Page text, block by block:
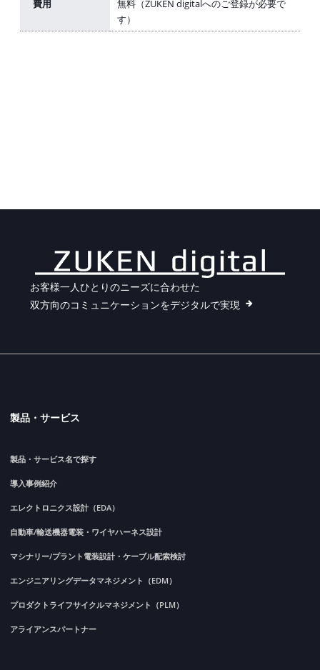
費用
無料（ZUKEN digitalへのご登録が必要で
す）
お客様一人ひとりのニーズに合わせた
双方向のコミュニケーションをデジタルで実現
製品・サービス
製品・サービス名で探す
導入事例紹介
エレクトロニクス設計（EDA）
自動車/輸送機器電装・ワイヤハーネス設計
マシナリー/プラント電装設計・ケーブル配索検討
エンジニアリングデータマネジメント（EDM）
プロダクトライフサイクルマネジメント（PLM）
アライアンスパートナー